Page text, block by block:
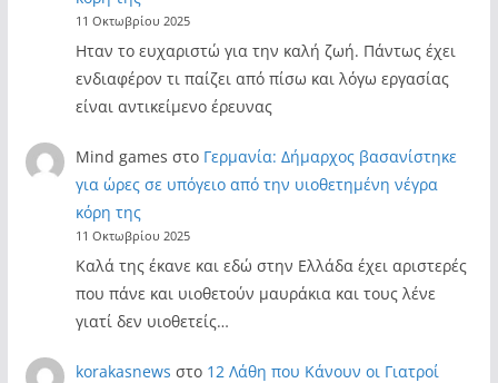
11 Οκτωβρίου 2025
Ηταν το ευχαριστώ για την καλή ζωή. Πάντως έχει
ενδιαφέρον τι παίζει από πίσω και λόγω εργασίας
είναι αντικείμενο έρευνας
Mind games στο Γερμανία: Δήμαρχος βασανίστηκε
για ώρες σε υπόγειο από την υιοθετημένη νέγρα
κόρη της
11 Οκτωβρίου 2025
Καλά της έκανε και εδώ στην Ελλάδα έχει αριστερές
που πάνε και υιοθετούν μαυράκια και τους λένε
γιατί δεν υιοθετείς…
korakasnews στο 12 Λάθη που Κάνουν οι Γιατροί